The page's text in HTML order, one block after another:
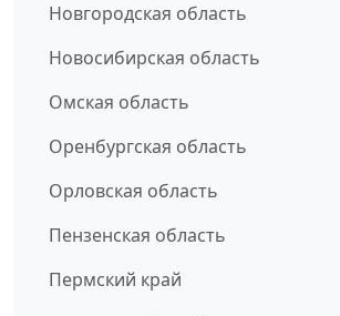
Новгородская область
Новосибирская область
Омская область
Оренбургская область
Орловская область
Пензенская область
Пермский край